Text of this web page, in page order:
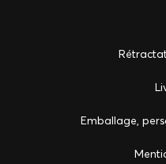
Emballage,